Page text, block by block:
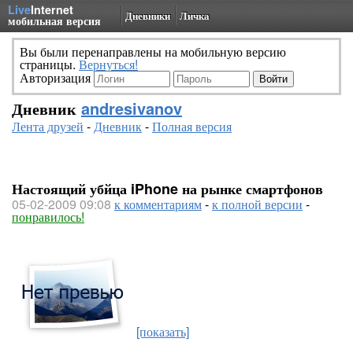
LiveInternet
мобильная версия Дневники Личка
Вы были перенаправлены на мобильную версию
страницы. Вернуться!
Авторизация
Дневник andresivanov
Лента друзей -Дневник-Полная версия
Настоящий убйца iPhone на рынке смартфонов
05-02-2009 09:08 к комментариям-к полной версии -
понравилось!
[показать]